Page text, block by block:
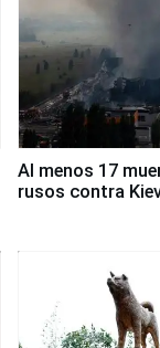
Al menos 17
rusos contra